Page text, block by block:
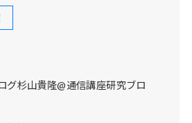
グ杉山貴隆@通信講座研究ブロ